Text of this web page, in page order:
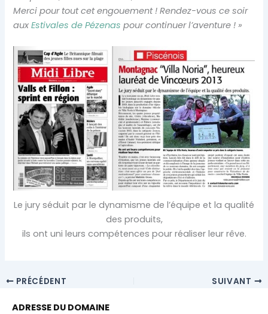
Merci pour tout cet engouement ! Rendez-vous ce soir
auxEstivales de Pézenas pour continuer l’aventure ! »
Le jury séduit par le dynamisme de l’équipe et la qualité
des produits,
ils ont uni leurs compétences pour réaliser leur rêve.
PRÉCÉDENT SUIVANT
ADRESSE DU DOMAINE